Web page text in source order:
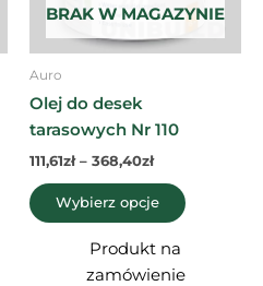
BRAK W MAGAZYNIE
Auro
Olej do desek
tarasowych Nr 110
111,61zł – 368,40zł
Wybierz opcje
można
wybrać
Produkt na
zamówienie